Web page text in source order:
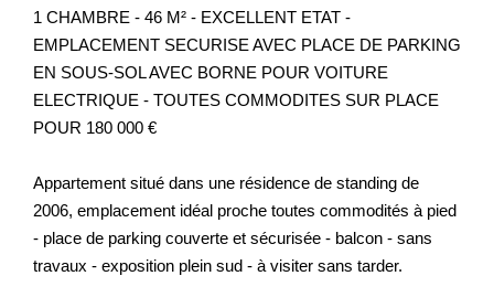
NOS CLIENTS
Nos Prestations
1 CHAMBRE - 46 M² - EXCELLENT ETAT -
EMPLACEMENT SECURISE AVEC PLACE DE PARKING
EN SOUS-SOL AVEC BORNE POUR VOITURE
ELECTRIQUE - TOUTES COMMODITES SUR PLACE
POUR 180 000 €
Appartement situé dans une résidence de standing de
2006, emplacement idéal proche toutes commodités à pied
- place de parking couverte et sécurisée - balcon - sans
travaux - exposition plein sud - à visiter sans tarder.